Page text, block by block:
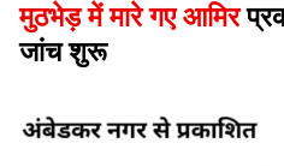
मुठभेड़ में मारे गए आमिर
जांच शुरू